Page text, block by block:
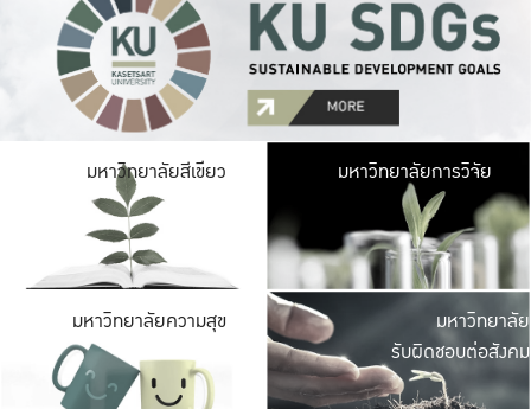
มหาวิทยาลัยสีเขียว มหาวิ
มีพื้นที่เขียวสดใส
เป็นป่าในเมือง เกษต
มหาวิทยาลัยการวิจัย
มหาวิทยาลัยความสุข มหาวิ
ค
เปิดประ
และพบเรื่องราวใ
มหาวิทยาลัย
รับผิดชอบต่อสังคม